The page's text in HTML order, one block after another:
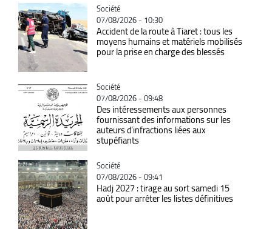
Catégorie
Société
07/08/2026 - 10:30
Accident de la route à Tiaret : tous les
moyens humains et matériels mobilisés
pour la prise en charge des blessés
Catégorie
Société
07/08/2026 - 09:48
Des intéressements aux personnes
fournissant des informations sur les
auteurs d’infractions liées aux
stupéfiants
Catégorie
Société
07/08/2026 - 09:41
Hadj 2027 : tirage au sort samedi 15
août pour arrêter les listes définitives